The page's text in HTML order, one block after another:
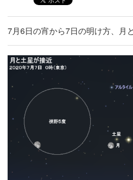
7月6日の宵から7日の明け方、月